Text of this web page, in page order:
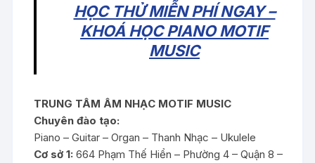
HỌC THỬ MIỄN PHÍ NGAY –
KHOÁ HỌC PIANO MOTIF
MUSIC
TRUNG TÂM ÂM NHẠC MOTIF MUSIC
Chuyên đào tạo:
Piano – Guitar – Organ – Thanh Nhạc – Ukulele
Cơ sở 1: 664 Phạm Thế Hiển – Phường 4 – Quận 8 –